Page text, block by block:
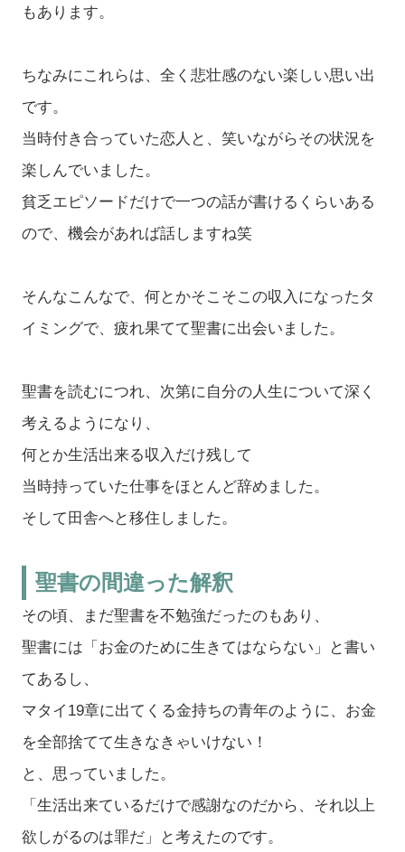
もあります。
ちなみにこれらは、全く悲壮感のない楽しい思い出
です。
当時付き合っていた恋人と、笑いながらその状況を
楽しんでいました。
貧乏エピソードだけで一つの話が書けるくらいある
ので、機会があれば話しますね笑
そんなこんなで、何とかそこそこの収入になったタ
イミングで、疲れ果てて聖書に出会いました。
聖書を読むにつれ、次第に自分の人生について深く
考えるようになり、
何とか生活出来る収入だけ残して
当時持っていた仕事をほとんど辞めました。
そして田舎へと移住しました。
聖書の間違った解釈
その頃、まだ聖書を不勉強だったのもあり、
聖書には「お金のために生きてはならない」と書い
てあるし、
マタイ19章に出てくる金持ちの青年のように、お金
を全部捨てて生きなきゃいけない！
と、思っていました。
「生活出来ているだけで感謝なのだから、それ以上
欲しがるのは罪だ」と考えたのです。